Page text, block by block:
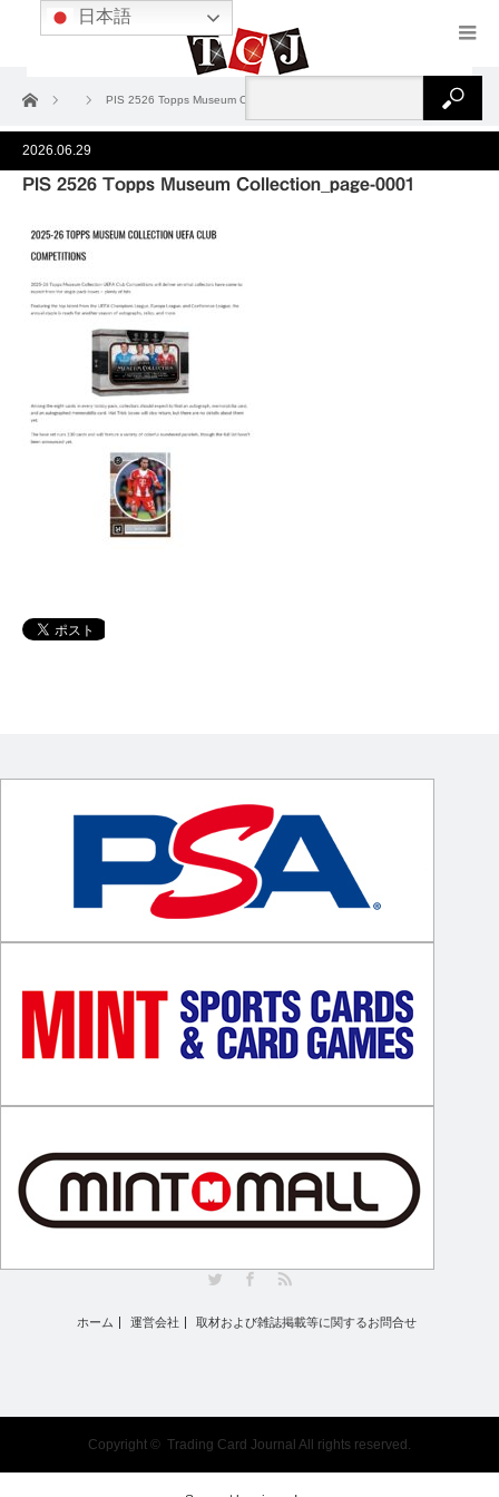
ホーム PIS 2526 Topps Museum Collection_page-0001
2026.06.29
PIS 2526 Topps Museum Collection_page-0001
ホーム 運営会社 取材および雑誌掲載等に関するお問合せ
Copyright © Trading Card Journal All rights reserved.
日本語